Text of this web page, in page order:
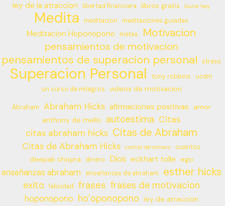
ley de la atraccion libertad financiera libros gratis louise hay
Medita meditacion meditaciones guiadas
Meditacion Hoponopono metas Motivacion
pensamientos de motivacion
pensamientos de superacion personal stress
Superacion Personal tony robbins
ucdm
un curso de milagros
videos de motivacion
Abraham Abraham Hicks afirmaciones positivas
amor
anthony de mello
autoestima Citas
citas abraham hicks Citas de Abraham
Citas de Abraham Hicks control del estress cuentos
deepak chopra dinero Dios eckhart tolle ego
enseñanzas abraham enseñanzas de abraham esther hicks
exito felicidad frases frases de motivacion
hoponopono ho’oponopono ley de atraccion